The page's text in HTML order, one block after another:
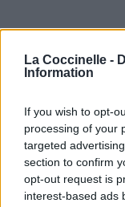
La Coccinelle -
Information
If you wish to opt-
processing of your
targeted
section to confirm
opt-out request is
interest-based ads
Pour
Télécharger
Trouver des
Trouver un
meilleur prix sur